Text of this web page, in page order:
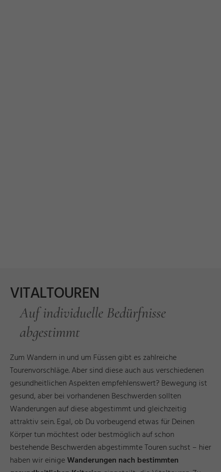
VITALTOUREN
Auf individuelle Bedürfnisse
abgestimmt
Zum Wandern in und um Füssen gibt es zahlreiche
Tourenvorschläge. Aber sind diese auch aus verschiedenen
gesundheitlichen Aspekten empfehlenswert? Bewegung ist
gesund, aber bei vorhandenen Beschwerden sollten
Wanderungen auf diese abgestimmt und gleichzeitig
attraktiv sein. Egal, ob Du vorbeugend etwas für Deinen
Körper tun möchtest oder bestmöglich auf schon
bestehende Beschwerden abgestimmte Touren suchst – hier
haben wir einigeWanderungen nach bestimmten